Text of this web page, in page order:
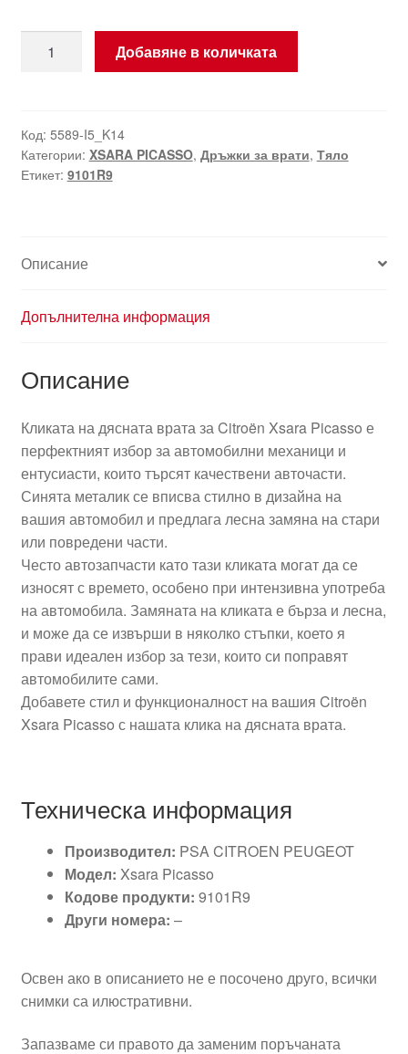
дясната
врата
Citroën
9101R9
Добавяне в количката
Код: 5589-I5_K14
Категории: XSARA PICASSO, Дръжки за врати, Тяло
Етикет: 9101R9
Описание
Допълнителна информация
Описание
Кликата на дясната врата за Citroën Xsara Picasso е
перфектният избор за автомобилни механици и
ентусиасти, които търсят качествени авточасти.
Синята металик се вписва стилно в дизайна на
вашия автомобил и предлага лесна замяна на стари
или повредени части.
Често автозапчасти като тази кликата могат да се
износят с времето, особено при интензивна употреба
на автомобила. Замяната на кликата е бърза и лесна,
и може да се извърши в няколко стъпки, което я
прави идеален избор за тези, които си поправят
автомобилите сами.
Добавете стил и функционалност на вашия Citroën
Xsara Picasso с нашата клика на дясната врата.
Техническа информация
Производител: PSA CITROEN PEUGEOT
Модел: Xsara Picasso
Кодове продукти: 9101R9
Други номера: –
Освен ако в описанието не е посочено друго, всички
снимки са илюстративни.
Запазваме си правото да заменим поръчаната